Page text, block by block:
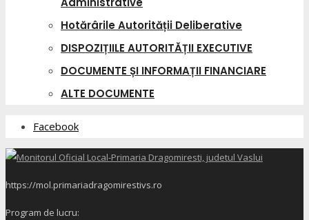
Hotărârile Autorității Deliberative
DISPOZIȚIILE AUTORITĂȚII EXECUTIVE
DOCUMENTE ȘI INFORMAȚII FINANCIARE
ALTE DOCUMENTE
Facebook
https://mol.primariadragomirestivs.ro
Program de lucru: